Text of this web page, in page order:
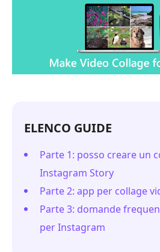
ELENCO GUIDE
Parte 1: posso creare un
Instagram Story
Parte 2: app per collage
Parte 3: domande
per Instagram